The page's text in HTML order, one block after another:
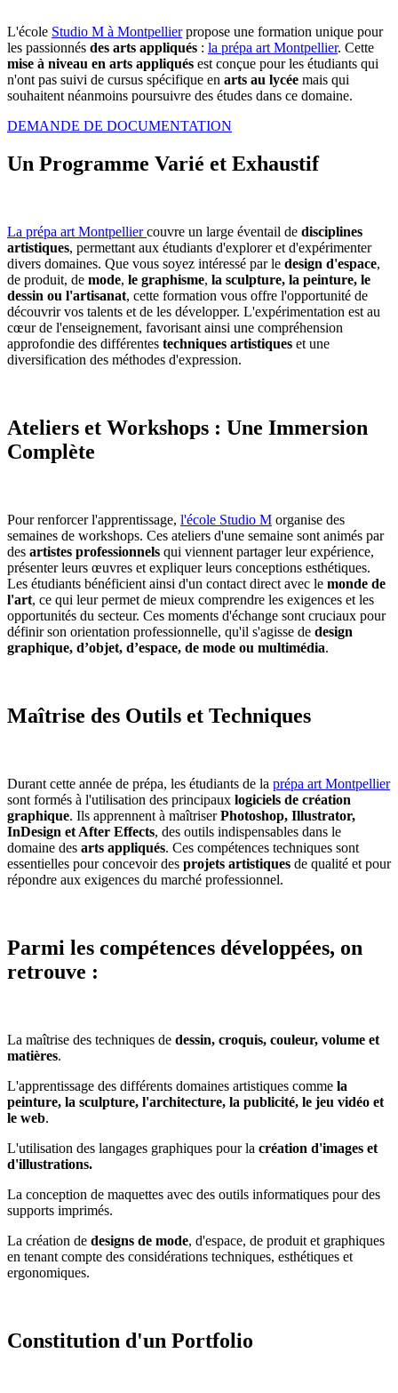
L'école Studio M à Montpellierpropose une formation unique pour
les passionnés des arts appliqués : la prépa art Montpellier. Cette
mise à niveau en arts appliqués est conçue pour les étudiants qui
n'ont pas suivi de cursus spécifique en arts au lycée mais qui
souhaitent néanmoins poursuivre des études dans ce domaine.
DEMANDE DE DOCUMENTATION
Un Programme Varié et Exhaustif
La prépa art Montpelliercouvre un large éventail de disciplines
artistiques, permettant aux étudiants d'explorer et d'expérimenter
divers domaines. Que vous soyez intéressé par le design d'espace,
de produit, de mode, le graphisme, la sculpture, la peinture, le
dessin ou l'artisanat, cette formation vous offre l'opportunité de
découvrir vos talents et de les développer. L'expérimentation est au
cœur de l'enseignement, favorisant ainsi une compréhension
approfondie des différentes techniques artistiques et une
diversification des méthodes d'expression.
Ateliers et Workshops : Une Immersion
Complète
Pour renforcer l'apprentissage, l'école Studio M organise des
semaines de workshops. Ces ateliers d'une semaine sont animés par
des artistes professionnels qui viennent partager leur expérience,
présenter leurs œuvres et expliquer leurs conceptions esthétiques.
Les étudiants bénéficient ainsi d'un contact direct avec le monde de
l'art, ce qui leur permet de mieux comprendre les exigences et les
opportunités du secteur. Ces moments d'échange sont cruciaux pour
définir son orientation professionnelle, qu'il s'agisse de design
graphique, d’objet, d’espace, de mode ou multimédia.
Maîtrise des Outils et Techniques
Durant cette année de prépa, les étudiants de la prépa art Montpellier
sont formés à l'utilisation des principaux logiciels de création
graphique. Ils apprennent à maîtriserPhotoshop, Illustrator,
InDesign et After Effects, des outils indispensables dans le
domaine des arts appliqués. Ces compétences techniques sont
essentielles pour concevoir des projets artistiques de qualité et pour
répondre aux exigences du marché professionnel.
Parmi les compétences développées, on
retrouve :
La maîtrise des techniques de dessin, croquis, couleur, volume et
matières.
L'apprentissage des différents domaines artistiques comme la
peinture, la sculpture, l'architecture, la publicité, le jeu vidéo et
le web.
L'utilisation des langages graphiques pour la création d'images et
d'illustrations.
La conception de maquettes avec des outils informatiques pour des
supports imprimés.
La création de designs de mode, d'espace, de produit et graphiques
en tenant compte des considérations techniques, esthétiques et
ergonomiques.
Constitution d'un Portfolio